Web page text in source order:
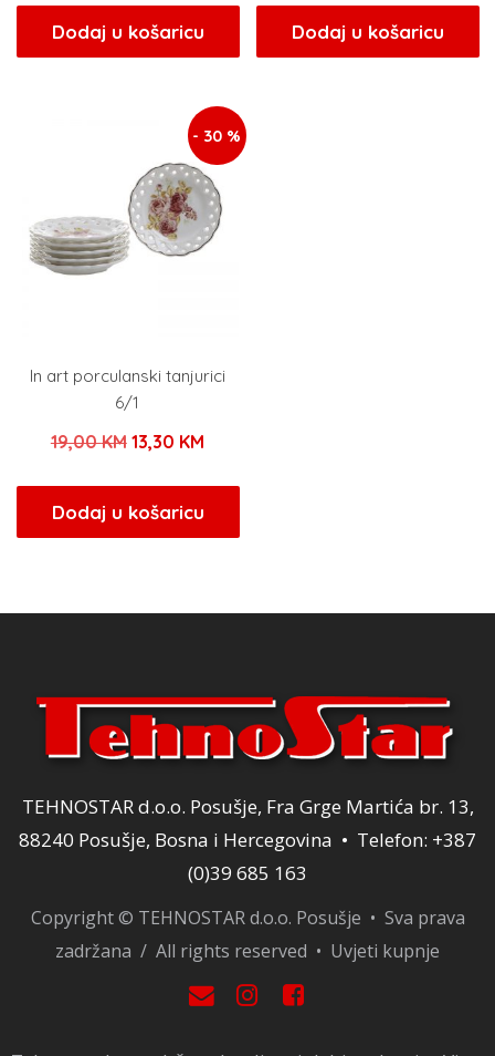
bila
je:
je:
5,60 KM.
Dodaj u košaricu
bila
je:
Dodaj u košaricu
- 30 %
In art porculanski tanjurici
6/1
19,00KM Izvorna
bila
je:
13,30 KMTrenutna
je:
13,30 KM.
Dodaj u košaricu
TEHNOSTAR d.o.o. Posušje, Fra Grge Martića br. 13,
88240 Posušje, Bosna i Hercegovina • Telefon: +387
(0)39 685 163
Copyright © TEHNOSTAR d.o.o. Posušje • Sva prava
zadržana / All rights reserved • Uvjeti kupnje